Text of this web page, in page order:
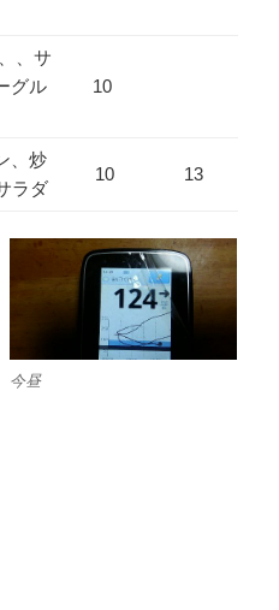
、サ
グル
10
、炒
ラダ
10 13
今昼